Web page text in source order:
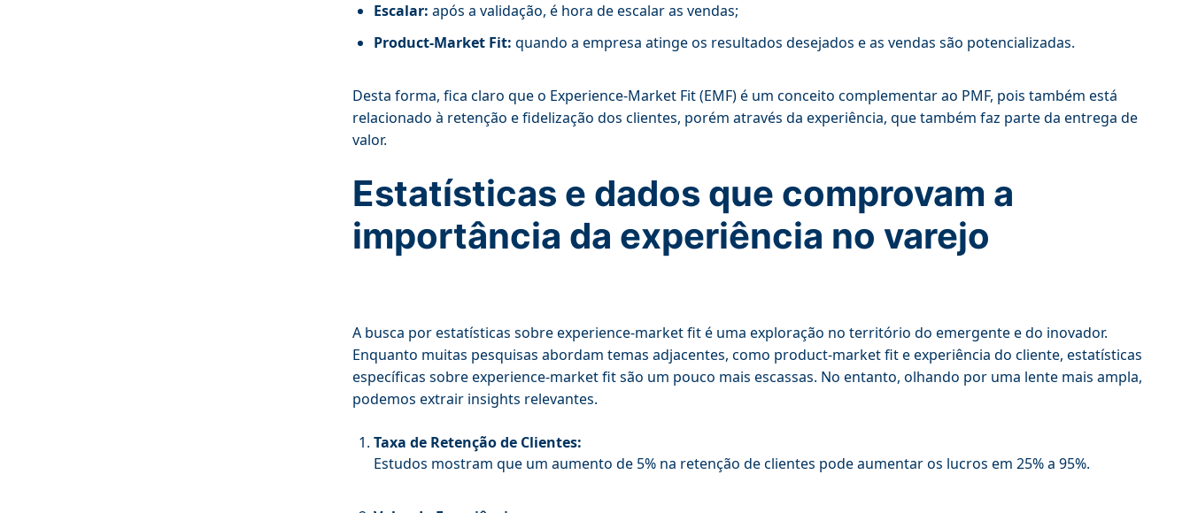
Escalar: após a validação, é hora de escalar as vendas;
Product-Market Fit: quando a empresa atinge os resultados desejados e as vendas são potencializadas.
Desta forma, fica claro que o Experience-Market Fit (EMF) é um conceito complementar ao PMF, pois também está
relacionado à retenção e fidelização dos clientes, porém através da experiência, que também faz parte da entrega de
valor.
Estatísticas e dados que comprovam a
importância da experiência no varejo
A busca por estatísticas sobre experience-market fit é uma exploração no território do emergente e do inovador.
Enquanto muitas pesquisas abordam temas adjacentes, como product-market fit e experiência do cliente, estatísticas
específicas sobre experience-market fit são um pouco mais escassas. No entanto, olhando por uma lente mais ampla,
podemos extrair insights relevantes.
Taxa de Retenção de Clientes:
Estudos mostram que um aumento de 5% na retenção de clientes pode aumentar os lucros em 25% a 95%.